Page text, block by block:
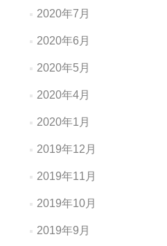
2020年7月
2020年6月
2020年5月
2020年4月
2020年1月
2019年12月
2019年11月
2019年10月
2019年9月